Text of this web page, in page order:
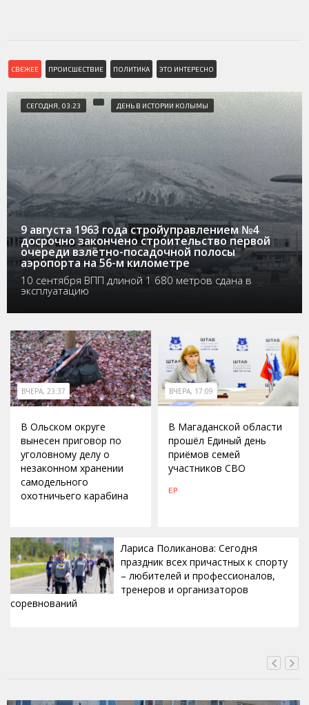
СВЕЖЕЕ ПРОИСШЕСТВИЕ ПОЛИТИКА ЭТО ИНТЕРЕСНО
СЕГОДНЯ, 03:23 ДЕНЬ В ИСТОРИИ КОЛЫМЫ
9 августа 1963 года стройуправлением №4
досрочно закончено строительство первой
очереди взлётно-посадочной полосы
аэропорта на 56-м километре
10 сентября ВПП длиной 1 680 метров сдана в
эксплуатацию
ВЧЕРА, 23:37
В Ольском округе
вынесен приговор по
уголовному делу о
незаконном хранении
самодельного
охотничьего карабина
ВЧЕРА, 17:09
В Магаданской области
прошёл Единый день
приёмов семей
участников СВО
ЕР
Лариса Поликанова: Сегодня
праздник всех причастных к спорту
– любителей и профессионалов,
тренеров и организаторов
соревнований